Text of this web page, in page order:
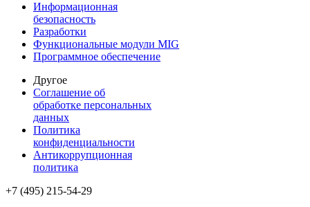
Информационная
безопасность
Разработки
Функциональные модули MIG
Программное обеспечение
Другое
Соглашение об
обработке персональных
данных
Политика
конфиденциальности
Антикоррупционная
политика
+7 (495) 215-54-29